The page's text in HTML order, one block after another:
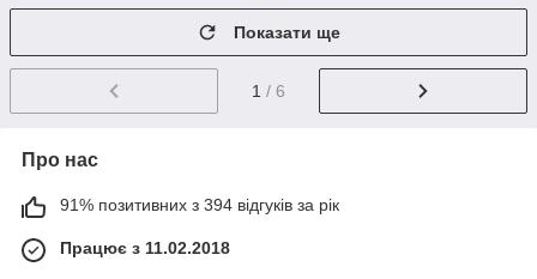
Показати ще
1 / 6
Про нас
91% позитивних з 394 відгуків за рік
Працює з 11.02.2018